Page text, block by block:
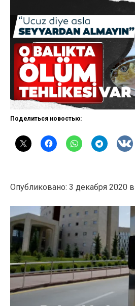
Поделиться новостью:
Опубликовано: 3 декабря 2020